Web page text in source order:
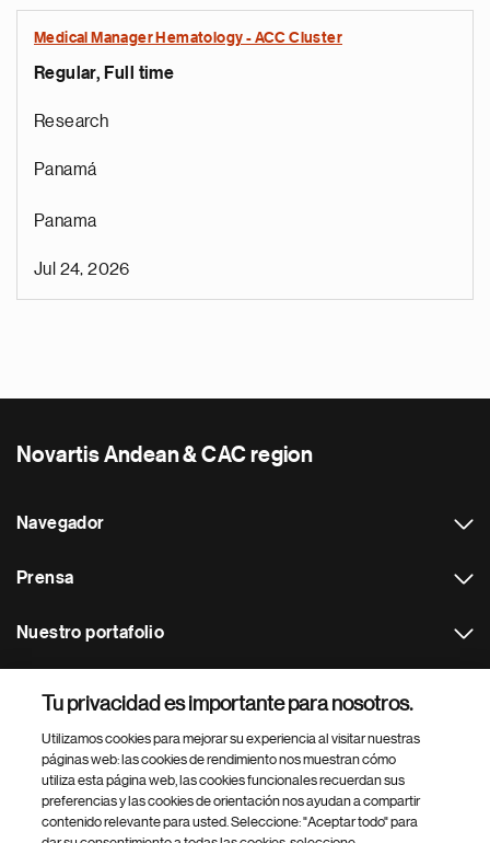
Medical Manager Hematology - ACC Cluster
Regular, Full time
Research
Panamá
Panama
Jul 24, 2026
Novartis Andean & CAC region
Navegador
Prensa
Nuestro portafolio
Footer Site Search
Tu privacidad es importante para nosotros.
Utilizamos cookies para mejorar su experiencia al visitar nuestras
páginas web: las cookies de rendimiento nos muestran cómo
utiliza esta página web, las cookies funcionales recuerdan sus
preferencias y las cookies de orientación nos ayudan a compartir
contenido relevante para usted. Seleccione: "Aceptar todo" para